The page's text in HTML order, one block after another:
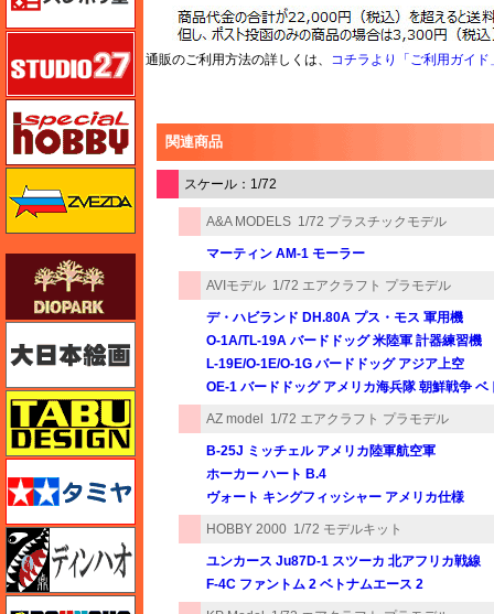
通販のご利用方法の詳しくは、 コチラより「ご利用ガイド
関連商品
スケール：1/72
A&A MODELS 1/72 プラスチックモデル
マーティン AM-1 モーラー
AVIモデル 1/72 エアクラフト プラモデル
デ・ハビランド DH.80A プス・モス 軍用機
O-1A/TL-19A バードドッグ 米陸軍 計器練習機
L-19E/O-1E/O-1G バードドッグ アジア上空
OE-1 バードドッグ アメリカ海兵隊 朝鮮戦争 ベ
AZ model 1/72 エアクラフト プラモデル
B-25J ミッチェル アメリカ陸軍航空軍
ホーカー ハート B.4
ヴォート キングフィッシャー アメリカ仕様
HOBBY 2000 1/72 モデルキット
ユンカース Ju87D-1 スツーカ 北アフリカ戦線
F-4C ファントム 2 ベトナムエース 2
スタジオ27・タブデザイン
ズベズダ（Zvezda）
ダイオパーク（diopark）
ディン・ハオ